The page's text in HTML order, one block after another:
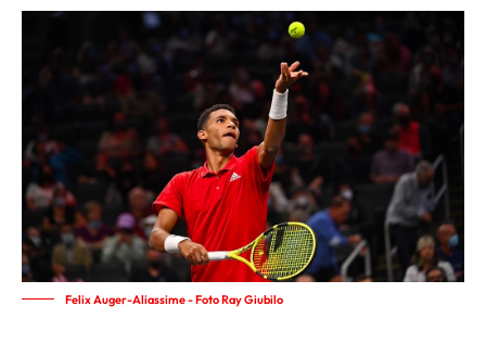
Felix Auger-Aliassime - Foto Ray Giubilo